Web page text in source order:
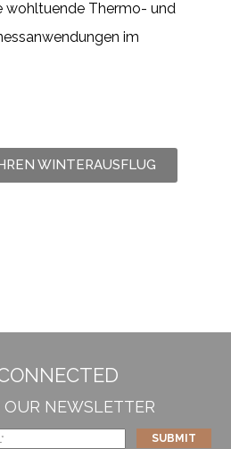
wohltuende Thermo- und
im
WINTERAUSFLUG
NEWSLETTER